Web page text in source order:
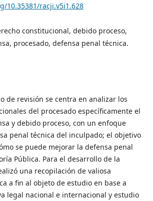
10.35381/racji.v5i1.628
constitucional, debido proceso,
procesado, defensa penal técnica.
de revisión se centra en analizar los
del procesado específicamente el
y debido proceso, con un enfoque
penal técnica del inculpado; el objetivo
se puede mejorar la defensa penal
Pública. Para el desarrollo de la
una recopilación de valiosa
a fin al objeto de estudio en base a
legal nacional e internacional y estudio